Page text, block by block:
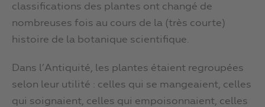
classifications des plantes ont changé de
nombreuses fois au cours de la (très courte)
histoire de la botanique scientifique.
Dans l’Antiquité, les plantes étaient regroupées
selon leur utilité : celles qui se mangeaient, celles
qui soignaient, celles qui empoisonnaient, celles